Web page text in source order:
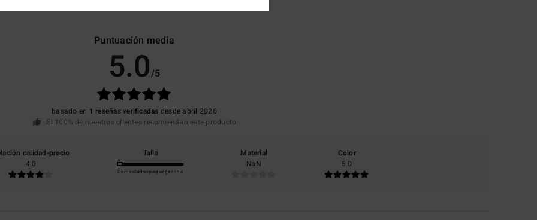
Puntuación media
5.0/5
basado en 1 reseñas verificadas desde abril 2026
El 100% de nuestros clientes recomiendan este producto
calidad-precio
4.0
Talla
Demasiado pequeño
Demasiado grande
Material
NaN
Color
5.0